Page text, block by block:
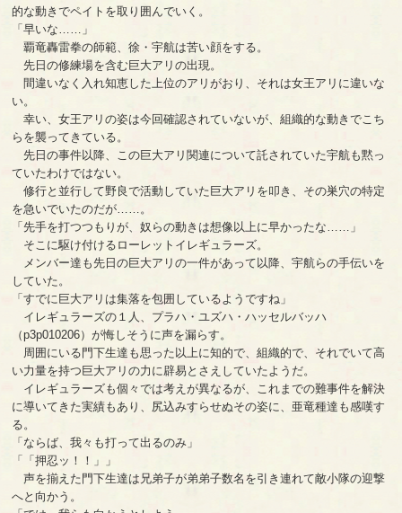
的な動きでペイトを取り囲んでいく。
「早いな……」
覇竜轟雷拳の師範、徐・宇航は苦い顔をする。
先日の修練場を含む巨大アリの出現。
間違いなく入れ知恵した上位のアリがおり、それは女王アリに違いな
い。
幸い、女王アリの姿は今回確認されていないが、組織的な動きでこち
らを襲ってきている。
先日の事件以降、この巨大アリ関連について託されていた宇航も黙っ
ていたわけではない。
修行と並行して野良で活動していた巨大アリを叩き、その巣穴の特定
を急いでいたのだが……。
「先手を打つつもりが、奴らの動きは想像以上に早かったな……」
そこに駆け付けるローレットイレギュラーズ。
メンバー達も先日の巨大アリの一件があって以降、宇航らの手伝いを
していた。
「すでに巨大アリは集落を包囲しているようですね」
イレギュラーズの１人、プラハ・ユズハ・ハッセルバッハ
（p3p010206）が悔しそうに声を漏らす。
周囲にいる門下生達も思った以上に知的で、組織的で、それでいて高
い力量を持つ巨大アリの力に辟易とさえしていたようだ。
イレギュラーズも個々では考えが異なるが、これまでの難事件を解決
に導いてきた実績もあり、尻込みすらせぬその姿に、亜竜種達も感嘆す
る。
「ならば、我々も打って出るのみ」
「「押忍ッ！！」」
声を揃えた門下生達は兄弟子が弟弟子数名を引き連れて敵小隊の迎撃
へと向かう。